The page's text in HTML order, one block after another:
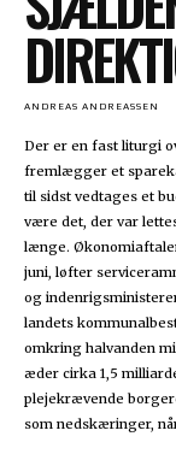
ANDREAS ANDREASSEN
Der er en fast liturgi
fremlægger et
til sidst vedtages et
være det, der var
længe.
juni, løfter
og
landets
omkring halvanden
æder cirka 1,5
plejekrævende
som nedskæringer,